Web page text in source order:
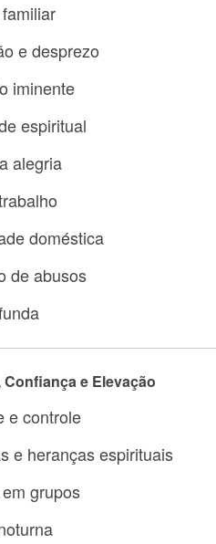
e desprezo
iminente
espiritual
alegria
doméstica
de abusos
Confiança e Elevação
e controle
e heranças espirituais
grupos